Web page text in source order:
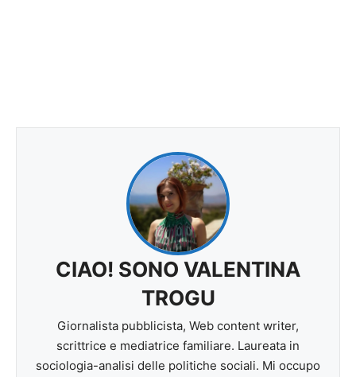
CIAO! SONO VALENTINA
TROGU
Giornalista pubblicista, Web content writer,
scrittrice e mediatrice familiare. Laureata in
sociologia-analisi delle politiche sociali. Mi occupo